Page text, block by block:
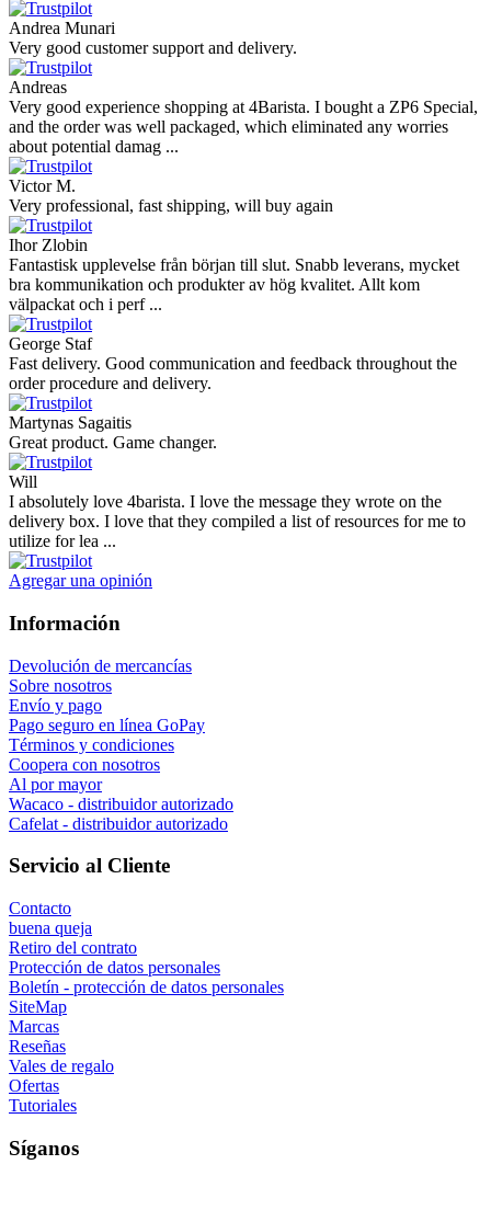
Andrea Munari
Very good customer support and delivery.
Andreas
Very good experience shopping at 4Barista. I bought a ZP6 Special,
and the order was well packaged, which eliminated any worries
about potential damag ...
Victor M.
Very professional, fast shipping, will buy again
Ihor Zlobin
Fantastisk upplevelse från början till slut. Snabb leverans, mycket
bra kommunikation och produkter av hög kvalitet. Allt kom
välpackat och i perf ...
George Staf
Fast delivery. Good communication and feedback throughout the
order procedure and delivery.
Martynas Sagaitis
Great product. Game changer.
Will
I absolutely love 4barista. I love the message they wrote on the
delivery box. I love that they compiled a list of resources for me to
utilize for lea ...
Agregar una opinión
Información
Devolución de mercancías
Sobre nosotros
Envío y pago
Pago seguro en línea GoPay
Términos y condiciones
Coopera con nosotros
Al por mayor
Wacaco - distribuidor autorizado
Cafelat - distribuidor autorizado
Servicio al Cliente
Contacto
buena queja
Retiro del contrato
Protección de datos personales
Boletín - protección de datos personales
SiteMap
Marcas
Reseñas
Vales de regalo
Ofertas
Tutoriales
Síganos